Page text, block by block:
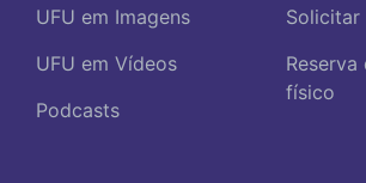
UFU em Imagens
UFU em Vídeos
Podcasts
Solicitar
Reserva
físico